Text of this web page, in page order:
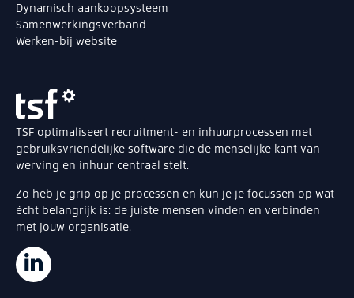
Dynamisch aankoopsysteem
Samenwerkingsverband
Werken-bij website
TSF optimaliseert recruitment- en inhuurprocessen met
gebruiksvriendelijke software die de menselijke kant van
werving en inhuur centraal stelt.
Zo heb je grip op je processen en kun je je focussen op wat
écht belangrijk is: de juiste mensen vinden en verbinden
met jouw organisatie.